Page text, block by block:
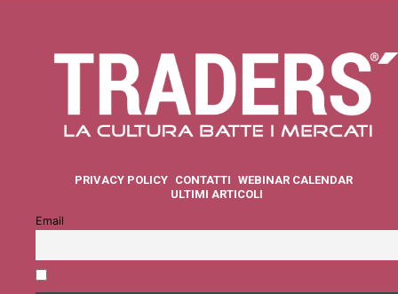
PRIVACY POLICY CONTATTI WEBINAR CALENDAR
ULTIMI ARTICOLI
Email